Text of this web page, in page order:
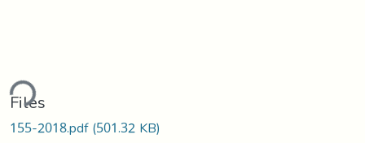
Files
155-2018.pdf(501.32 KB)